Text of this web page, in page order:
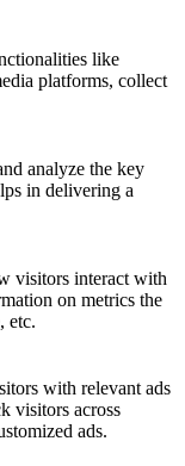
like
platforms, collect
analyze the key
in delivering a
visitors interact with
on metrics the
etc.
with relevant ads
visitors across
ads.